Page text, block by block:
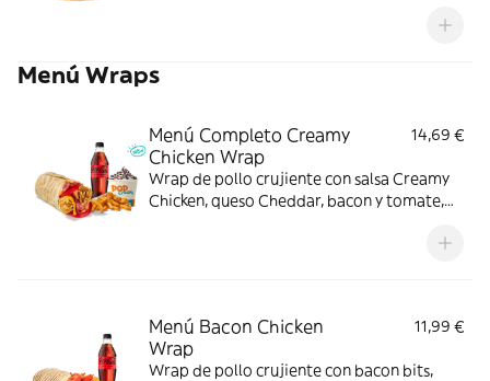
Menú Wraps
Menú Completo Creamy
Chicken Wrap
14,69 €
Wrap de pollo crujiente con salsa Creamy
Chicken, queso Cheddar, bacon y tomate,
helado. Sabor completo de principio a fin.
Menú Bacon Chicken
Wrap
11,99 €
Wrap de pollo crujiente con bacon bits,